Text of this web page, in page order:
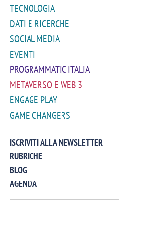
TECNOLOGIA
DATI E RICERCHE
SOCIAL MEDIA
EVENTI
PROGRAMMATIC ITALIA
METAVERSO E WEB 3
ENGAGE PLAY
GAME CHANGERS
ISCRIVITI ALLA NEWSLETTER
RUBRICHE
BLOG
AGENDA